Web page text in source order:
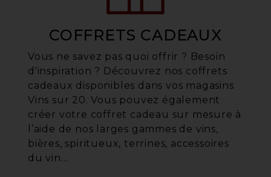
COFFRETS CADEAUX
Vous ne savez pas quoi offrir ? Besoin
d'inspiration ? Découvrez nos coffrets
cadeaux disponibles dans vos magasins
Vins sur 20. Vous pouvez également
créer votre coffret cadeau sur mesure à
l’aide de nos larges gammes de vins,
bières, spiritueux, terrines, accessoires
du vin…